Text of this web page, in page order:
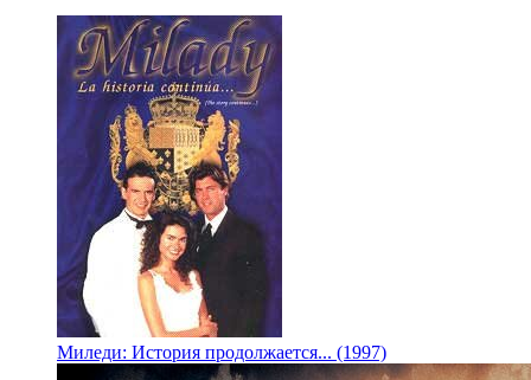
Миледи: История продолжается... (1997)